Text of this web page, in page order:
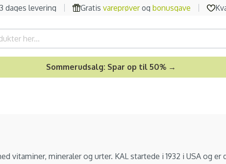
dages levering Gratisvareprøverogbonusgave
Sommerudsalg: Spar op til 50% →
vitaminer, mineraler og urter. KAL startede i 1932 i USA og